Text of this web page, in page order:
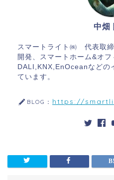
中畑
スマートライト㈱ 代表取
開発、スマートホーム&オフ
DALI,KNX,EnOceanなどの
ています。
BLOG： https://